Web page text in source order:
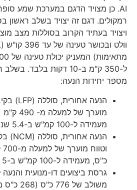
וולט ובכושר טעינה
ל-350 ק"מ ב-10 דקות בלבד.
מספר יחידות הנעה:
מעמידה ל-100 קמ"ש ב-5.4 שניות.
כ"ס, מעמידה ל-100 קמ"ש ב-5 שניות.
גרסת ביצועים דו-מנועית והנעה